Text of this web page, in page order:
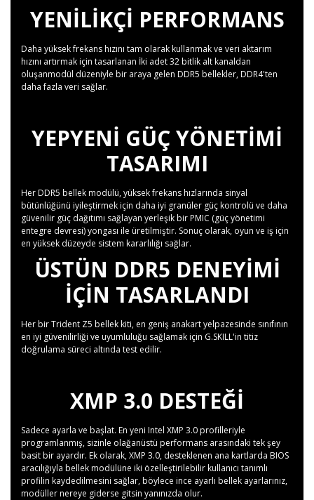
YENILIKÇI PERFORMANS
Daha yüksek frekans hızını tam olarak kullanmak ve veri aktarım
hızını artırmak için tasarlanan İki adet 32 bitlik alt kanaldan
oluşanmodül düzeniyle bir araya gelen DDR5 bellekler, DDR4'ten
daha fazla veri sağlar.
YEPYENI GÜÇ YÖNETIMI
TASARIMI
Her DDR5 bellek modülü, yüksek frekans hızlarında sinyal
bütünlüğünü iyileştirmek için daha iyi granüler güç kontrolü ve daha
güvenilir güç dağıtımı sağlayan yerleşik bir PMIC (güç yönetimi
entegre devresi) yongası ile üretilmiştir. Sonuç olarak, oyun ve iş için
en yüksek düzeyde sistem kararlılığı sağlar.
ÜSTÜN DDR5 DENEYIMI
IÇIN TASARLANDI
Her bir Trident Z5 bellek kiti, en geniş anakart yelpazesinde sınıfının
en iyi güvenilirliği ve uyumluluğu sağlamak için G.SKILL'in titiz
doğrulama süreci altında test edilir.
XMP 3.0 DESTEĞI
Sadece ayarla ve başlat. En yeni Intel XMP 3.0 profilleriyle
programlanmış, sizinle olağanüstü performans arasındaki tek şey
basit bir ayardır. Ek olarak, XMP 3.0, desteklenen ana kartlarda BIOS
aracılığıyla bellek modülüne iki özelleştirilebilir kullanıcı tanımlı
profilin kaydedilmesini sağlar, böylece ince ayarlı bellek ayarlarınız,
modüller nereye giderse gitsin yanınızda olur.